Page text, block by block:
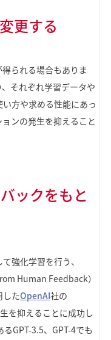
更する
られる場合もありま
それぞれ学習データや
方や求める性能にあっ
ンの発生を抑えること
ックをもと
強化学習を行う、
Human Feedback）
したOpenAI社の
を抑えることに成功し
GPT-3.5、GPT-4でも